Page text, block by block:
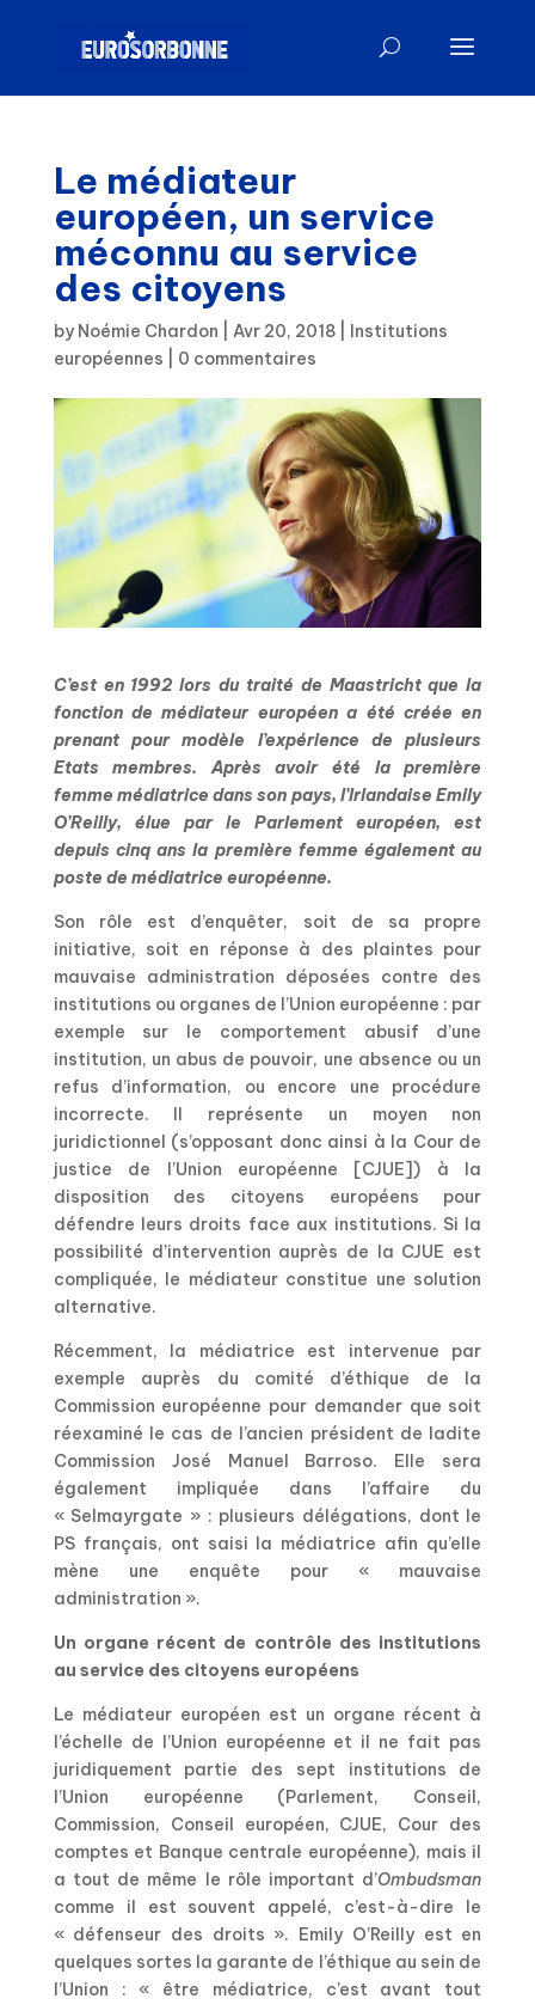
Le médiateur
européen, un service
méconnu au service
des citoyens
by Noémie Chardon Avr 20, 2018| Institutions
européennes
0 commentaires
C’est en 1992 lors du traité de Maastricht que la
fonction de médiateur européen a été créée en
prenant pour modèle l’expérience de plusieurs
Etats membres. Après avoir été la première
femme médiatrice dans son pays, l’Irlandaise Emily
O’Reilly, élue par le Parlement européen, est
depuis cinq ans la première femme également au
poste de médiatrice européenne.
Son rôle est d’enquêter, soit de sa propre
initiative, soit en réponse à des plaintes pour
mauvaise administration déposées contre des
institutions ou organes de l’Union européenne : par
exemple sur le comportement abusif d’une
institution, un abus de pouvoir, une absence ou un
refus d’information, ou encore une procédure
incorrecte. Il représente un moyen non
juridictionnel (s’opposant donc ainsi à la Cour de
justice de l’Union européenne [CJUE]) à la
disposition des citoyens européens pour
défendre leurs droits face aux institutions. Si la
possibilité d’intervention auprès de la CJUE est
compliquée, le médiateur constitue une solution
alternative.
Récemment, la médiatrice est intervenue par
exemple auprès du comité d’éthique de la
Commission européenne pour demander que soit
réexaminé le cas de l’ancien président de ladite
Commission José Manuel Barroso. Elle sera
également impliquée dans l’affaire du
« Selmayrgate » : plusieurs délégations, dont le
PS français, ont saisi la médiatrice afin qu’elle
mène une enquête pour « mauvaise
administration ».
Un organe récent de contrôle des institutions
au service des citoyens européens
Le médiateur européen est un organe récent à
l’échelle de l’Union européenne et il ne fait pas
juridiquement partie des sept institutions de
l’Union européenne (Parlement, Conseil,
Commission, Conseil européen, CJUE, Cour des
comptes et Banque centrale européenne), mais il
a tout de même le rôle important d’Ombudsman
comme il est souvent appelé, c’est-à-dire le
« défenseur des droits ». Emily O’Reilly est en
quelques sortes la garante de l’éthique au sein de
l’Union : « être médiatrice, c’est avant tout